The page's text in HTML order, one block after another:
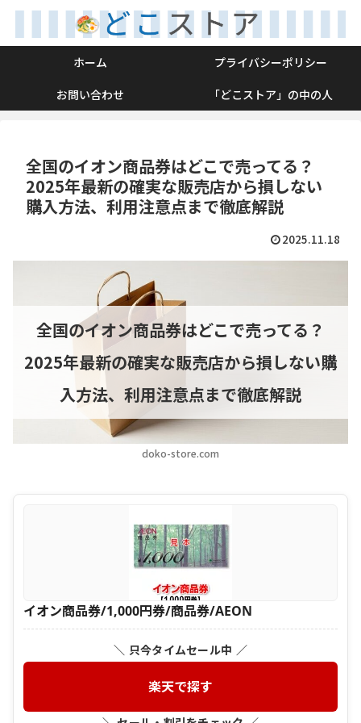
ホーム
プライバシーポリシー
お問い合わせ
「どこストア」の中の人
全国のイオン商品券はどこで売ってる？
2025年最新の確実な販売店から損しない
購入方法、利用注意点まで徹底解説
2025.11.18
doko-store.com
全国のイオン商品券はどこで売ってる？
2025年最新の確実な販売店から損しない購
入方法、利用注意点まで徹底解説
イオン商品券/1,000円券/商品券/AEON
＼ 只今タイムセール中 ／
楽天で探す